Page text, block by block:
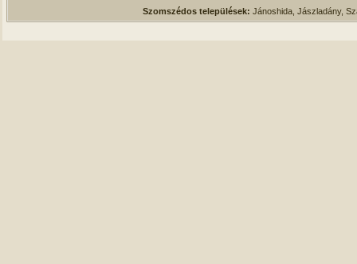
Szomszédos települések: Jánoshida, Jászladány,